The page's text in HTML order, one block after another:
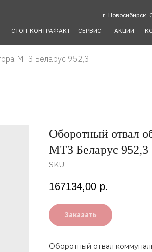
АКЦИИ
СЕРВИС
СТОП-КОНТРАФАКТ
г. Новосибирск,
МТЗ Беларус 952,3
Оборотный отвал
МТЗ Беларус 952,3
SKU:
167134,00 р.
Заказать
Оборотный отвал